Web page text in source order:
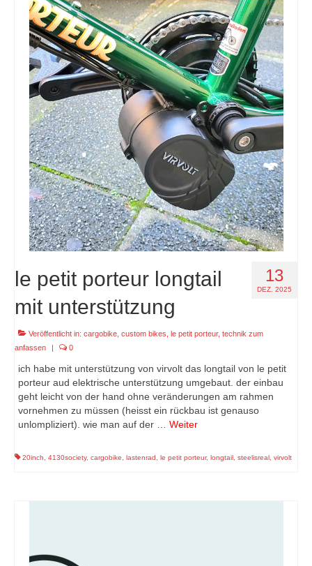
13
DEZ. 2025
le petit porteur longtail
mit unterstützung
Veröffentlicht in: cargobike custom bikes le petit porteur, technik zum
anfassen
| 0
ich habe mit unterstützung von virvolt das longtail von le petit
porteur aud elektrische unterstützung umgebaut. der einbau
geht leicht von der hand ohne veränderungen am rahmen
vornehmen zu müssen (heisst ein rückbau ist genauso
unlompliziert). wie man auf der … Weiter
20inch 4130society, cargobike lastenrad le petit porteur, longtail steelisreal virvolt